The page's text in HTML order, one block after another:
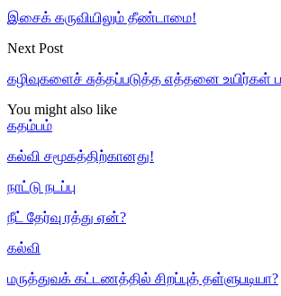
இசைக் கருவியிலும் தீண்டாமை!
Next Post
கழிவுகளைச் சுத்தப்படுத்த எத்தனை உயிர்கள்
You might also like
கதம்பம்
கல்வி சமூகத்திற்கானது!
நாட்டு நடப்பு
நீட் தேர்வு ரத்து ஏன்?
கல்வி
மருத்துவக் கட்டணத்தில் சிறப்புத் தள்ளுபடியா?